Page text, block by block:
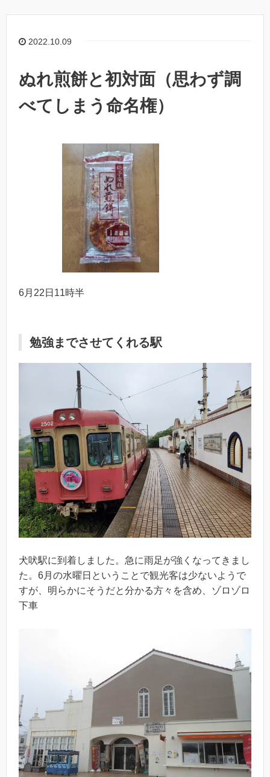
2022.10.09
ぬれ煎餅と初対面（思わず調
べてしまう命名権）
6月22日11時半
勉強までさせてくれる駅
犬吠駅に到着しました。急に雨足が強くなってきまし
た。6月の水曜日ということで観光客は少ないようで
すが、明らかにそうだと分かる方々を含め、ゾロゾロ
下車